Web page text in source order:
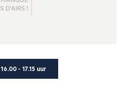
16.00 - 17.15 uur